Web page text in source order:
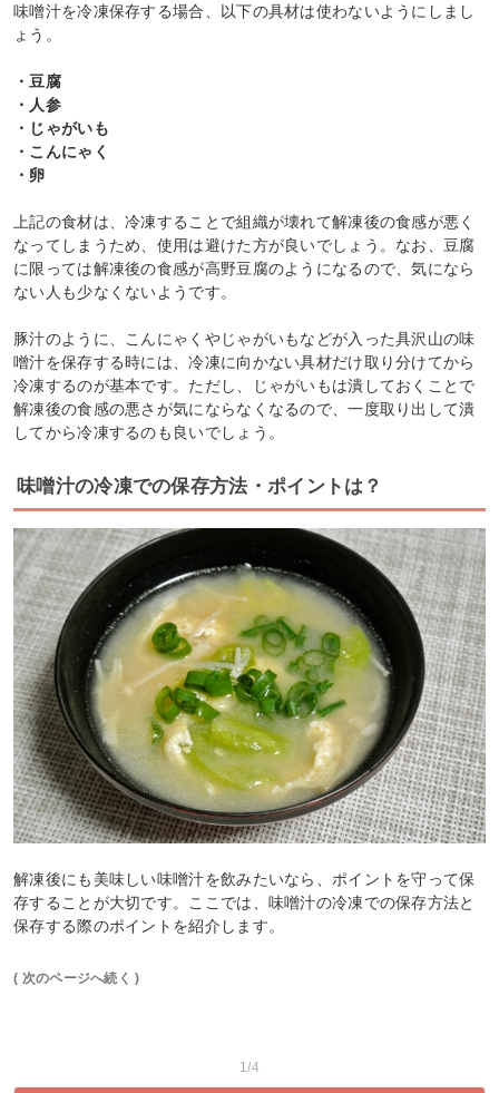
味噌汁を冷凍保存する場合、以下の具材は使わないようにしまし
ょう。
・豆腐
・人参
・じゃがいも
・こんにゃく
・卵
上記の食材は、冷凍することで組織が壊れて解凍後の食感が悪く
なってしまうため、使用は避けた方が良いでしょう。なお、豆腐
に限っては解凍後の食感が高野豆腐のようになるので、気になら
ない人も少なくないようです。
豚汁のように、こんにゃくやじゃがいもなどが入った具沢山の味
噌汁を保存する時には、冷凍に向かない具材だけ取り分けてから
冷凍するのが基本です。ただし、じゃがいもは潰しておくことで
解凍後の食感の悪さが気にならなくなるので、一度取り出して潰
してから冷凍するのも良いでしょう。
味噌汁の冷凍での保存方法・ポイントは？
解凍後にも美味しい味噌汁を飲みたいなら、ポイントを守って保
存することが大切です。ここでは、味噌汁の冷凍での保存方法と
保存する際のポイントを紹介します。
( 次のページへ続く )
1/4